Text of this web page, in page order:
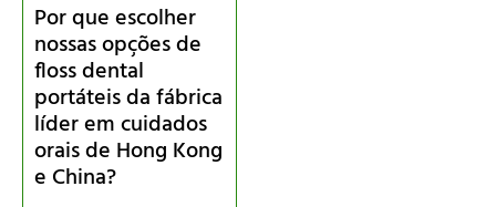
Por que escolher
nossas opções de
floss dental
portáteis da fábrica
líder em cuidados
orais de Hong Kong
e China?